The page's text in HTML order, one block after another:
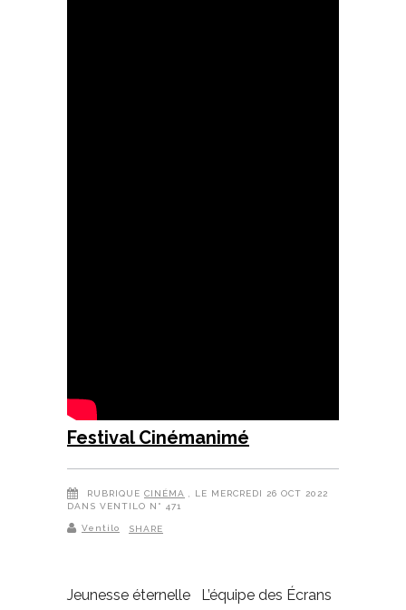
Festival Cinémanimé
RUBRIQUE CINÉMA , LE MERCREDI 26 OCT 2022
DANS VENTILO N° 471
Ventilo SHARE
Jeunesse éternelle L’équipe des Écrans